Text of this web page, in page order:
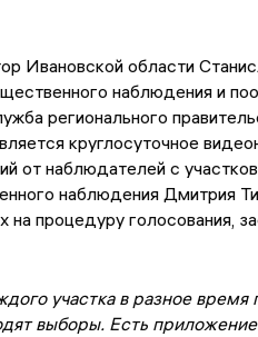
Ивановской области
наблюдения и
регионального
круглосуточное
от наблюдателей с
наблюдения Дмитрия
на процедуру голосования,
участка в разное
выборы. Есть